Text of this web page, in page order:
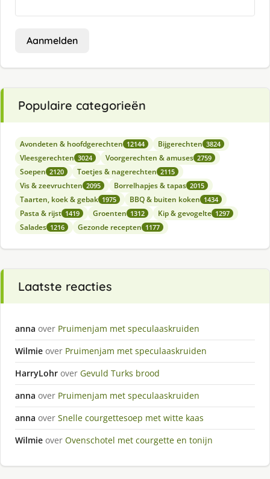
Aanmelden
Populaire categorieën
Avondeten & hoofdgerechten 12144 Bijgerechten 3824
Vleesgerechten 3024 Voorgerechten & amuses 2759
Soepen 2120 Toetjes & nagerechten 2115
Vis & zeevruchten 2095 Borrelhapjes & tapas 2015
Taarten, koek & gebak 1975 BBQ & buiten koken 1434
Pasta & rijst 1419 Groenten 1312 Kip & gevogelte 1297
Salades 1216 Gezonde recepten 1177
Laatste reacties
anna over Pruimenjam met speculaaskruiden
Wilmie over Pruimenjam met speculaaskruiden
HarryLohr over Gevuld Turks brood
anna over Pruimenjam met speculaaskruiden
anna over Snelle courgettesoep met witte kaas
Wilmie over Ovenschotel met courgette en tonijn